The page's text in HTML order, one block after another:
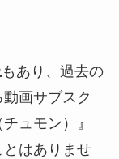
もあり、過去の
画サブスク
ュモン）』
はありませ